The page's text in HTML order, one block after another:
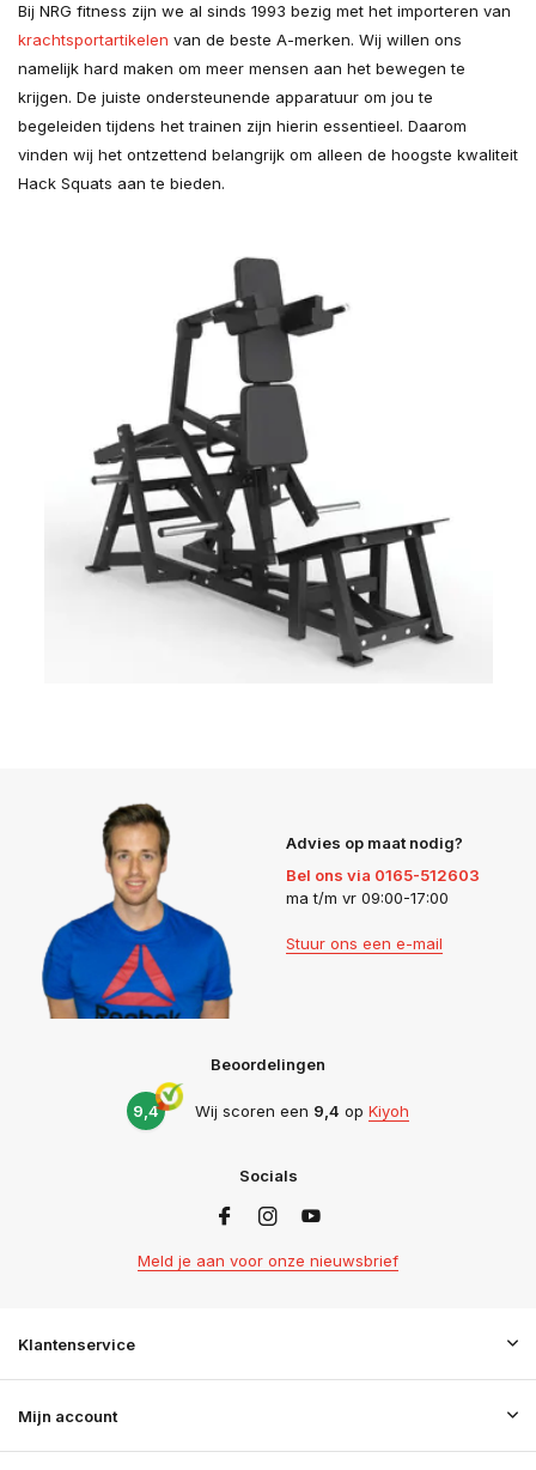
Bij NRG fitness zijn we al sinds 1993 bezig met het importeren van
krachtsportartikelen van de beste A-merken. Wij willen ons
namelijk hard maken om meer mensen aan het bewegen te
krijgen. De juiste ondersteunende apparatuur om jou te
begeleiden tijdens het trainen zijn hierin essentieel. Daarom
vinden wij het ontzettend belangrijk om alleen de hoogste kwaliteit
Hack Squats aan te bieden.
Advies op maat nodig?
Bel ons via 0165-512603
ma t/m vr 09:00-17:00
Stuur ons een e-mail
Beoordelingen
9,4 Wij scoren een 9,4 op Kiyoh
Socials
Meld je aan voor onze nieuwsbrief
Klantenservice
Mijn account